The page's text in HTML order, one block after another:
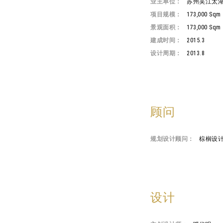
项目规模：
173,000 Sqm
景观面积：
173,000 Sqm
建成时间：
2015.3
设计周期：
2013.8
顾问
规划设计顾问： 棕榈设
设计